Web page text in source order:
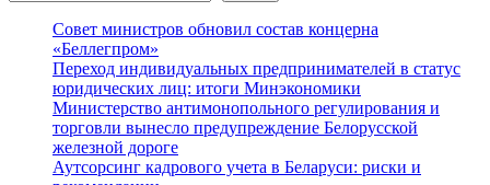
Совет министров обновил состав концерна
«Беллегпром»
Переход индивидуальных предпринимателей в статус
юридических лиц: итоги Минэкономики
Министерство антимонопольного регулирования и
торговли вынесло предупреждение Белорусской
железной дороге
Аутсорсинг кадрового учета в Беларуси: риски и